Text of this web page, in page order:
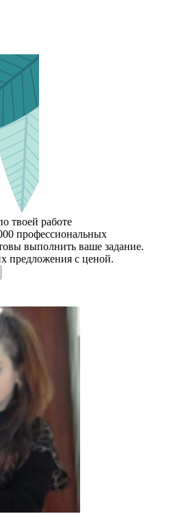
твоей работе
профессиональных
выполнить ваше задание.
предложения с ценой.